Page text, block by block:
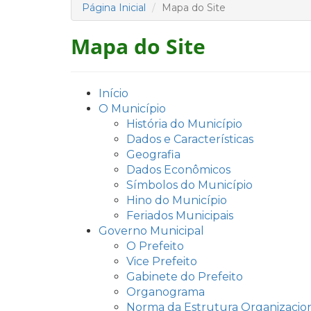
Página Inicial Mapa do Site
Mapa do Site
Início
O Município
História do Município
Dados e Características
Geografia
Dados Econômicos
Símbolos do Município
Hino do Município
Feriados Municipais
Governo Municipal
O Prefeito
Vice Prefeito
Gabinete do Prefeito
Organograma
Norma da Estrutura